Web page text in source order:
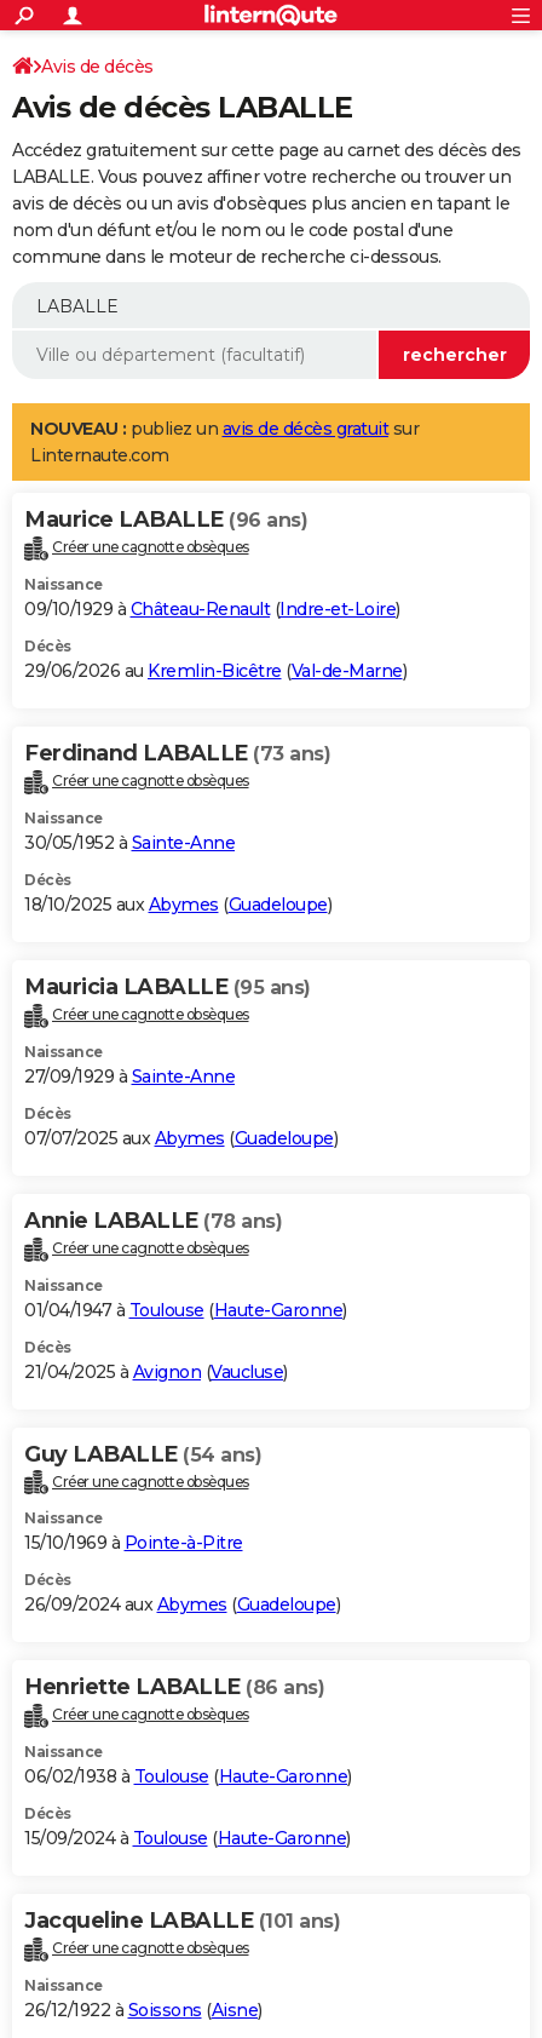
ACTUALITÉS
Politique
Société
Faits Divers
Education
Monde
Villes
+
SPORT
Coupe du monde 2026
Football
Tennis
Cyclisme
Rugby
Forum
Programme TV
TNTStreaming
Cinéma
Sorties cinéma
Musique
+
FINANCE
Retraite
Epargne
Immobilier
Risques naturels par ville
Banque
Assurance
AUTO
Essais
Réserver un essai
Citadines
Berlines
SUV
Forum auto
+
Mobiles
Meilleur smartphone
Internet
Ordinateurs
Jeux vidéo
Guide high-tech
Aménagement intérieur
LIFESTYLE
Art de vivre
Bien-être
Loisirs
Mode
Modes de vie
Alimentation
Guide de la santé
Maladies
Médicaments
Sommeil
VOYAGE
Destinations
City break
Voyage nature
Voyage de noces
Forum
Climat
+PHOTO
GUIDES D'ACHAT
BONS PLANS
Carte de Noël
Carte Bonne année
Carte Saint-Valentin
Carte Pâques
Carte d'anniversaire
DICTIONNAIRE
Dictionnaire
Biographies
Citations
Expressions
Proverbes
PROGRAMME TV
S'inscrire
Se connecter
Lycées
Collèges
Primaires
Universités
Entreprises
Service militaire
Avis de recherche
AVIS DE DÉCÈS
Bricolage
Lifestyle
Culture
Sport
Auto
Television
Voyage
Cinema
Avis de décès
Avis de décès LABALLE
Accédez gratuitement sur cette page au carnet des décès des
LABALLE. Vous pouvez affiner votre recherche ou trouver un
avis de décès ou un avis d'obsèques plus ancien en tapant le
nom d'un défunt et/ou le nom ou le code postal d'une
commune dans le moteur de recherche ci-dessous.
NOUVEAU : publiez un avis de décès gratuitsur
Linternaute.com
Maurice LABALLE (96 ans)
Créer une cagnotte obsèques
Naissance
09/10/1929 à Château-Renault(Indre-et-Loire)
Décès
29/06/2026 au Kremlin-Bicêtre (Val-de-Marne)
Ferdinand LABALLE (73 ans)
Créer une cagnotte obsèques
Naissance
30/05/1952 à Sainte-Anne
Décès
18/10/2025 auxAbymes (Guadeloupe)
Mauricia LABALLE (95 ans)
Créer une cagnotte obsèques
Naissance
27/09/1929 à Sainte-Anne
Décès
07/07/2025 auxAbymes (Guadeloupe)
Annie LABALLE (78 ans)
Créer une cagnotte obsèques
Naissance
01/04/1947 à Toulouse (Haute-Garonne)
Décès
21/04/2025 à Avignon (Vaucluse)
Guy LABALLE (54 ans)
Créer une cagnotte obsèques
Naissance
15/10/1969 à Pointe-à-Pitre
Décès
26/09/2024 auxAbymes (Guadeloupe)
Henriette LABALLE (86 ans)
Créer une cagnotte obsèques
Naissance
06/02/1938 à Toulouse (Haute-Garonne)
Décès
15/09/2024 à Toulouse (Haute-Garonne)
Jacqueline LABALLE (101 ans)
Créer une cagnotte obsèques
Naissance
26/12/1922 à Soissons (Aisne)